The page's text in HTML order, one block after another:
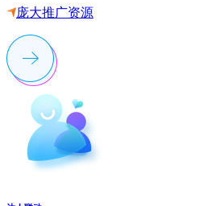
庞大推广资源